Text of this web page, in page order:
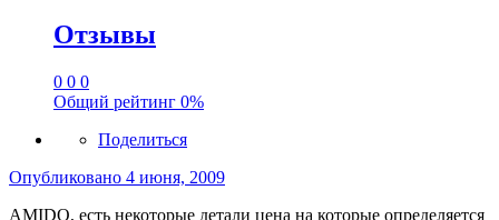
Отзывы
0 0 0
Общий рейтинг 0%
Поделиться
Опубликовано 4 июня, 2009
AMIDO, есть некоторые детали цена на которые определяется